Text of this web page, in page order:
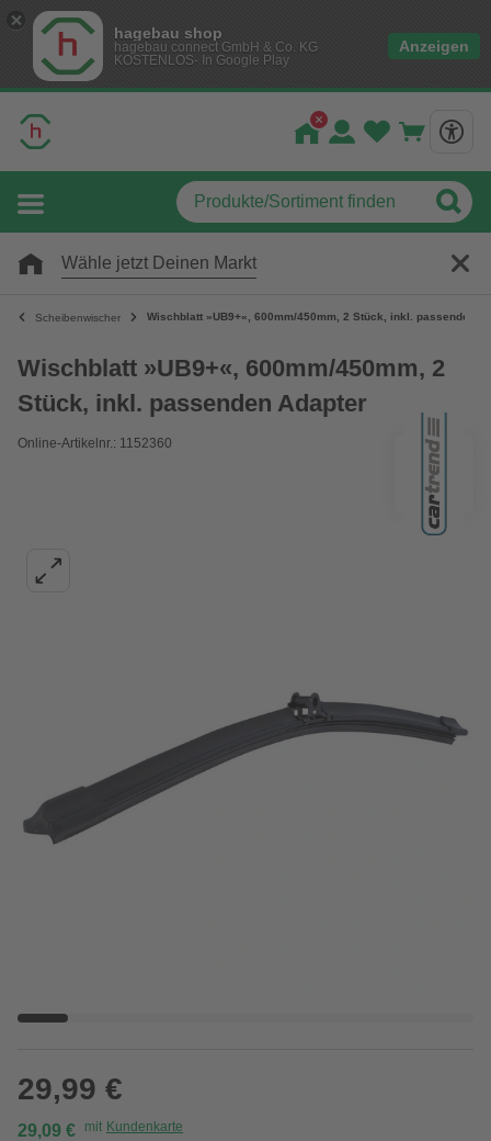
hagebau shop
hagebau connect GmbH & Co. KG
KOSTENLOS- In Google Play
Anzeigen
Wähle jetzt Deinen Markt
Scheibenwischer Wischblatt »UB9+«, 600mm/450mm, 2 Stück, inkl. passenden
Wischblatt »UB9+«, 600mm/450mm, 2
Stück, inkl. passenden Adapter
Online-Artikelnr.: 1152360
29,99 €
29,09 € mit Kundenkarte